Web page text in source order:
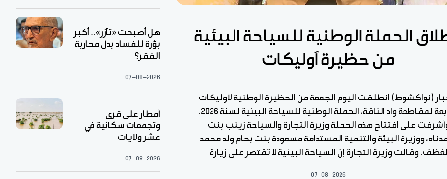
الحملة الوطنية للسياحة البيئية
من حظيرة آوليكات
(نواكشوط) انطلقت اليوم الجمعة من الحظيرة الوطنية لآوليكات
التابعة لمقاطعة واد الناقة، الحملة الوطنية للسياحة البيئية لسنة 2026.
على افتتاح هذه الحملة وزيرة التجارة والسياحة زينب بنت
ووزيرة البيئة والتنمية المستدامة مسعودة بنت بحام ولد محمد
لغظف. وقالت وزيرة التجارة إن السياحة البيئية لا تقتصر على زيارة
07-08-2026
هل أصبحت «تآزر».. أكبر
بؤرة للفساد بدل محاربة
الفقر؟
07-08-2026
أمطار على قرى
وتجمعات سكانية في
عشر ولايات
07-08-2026